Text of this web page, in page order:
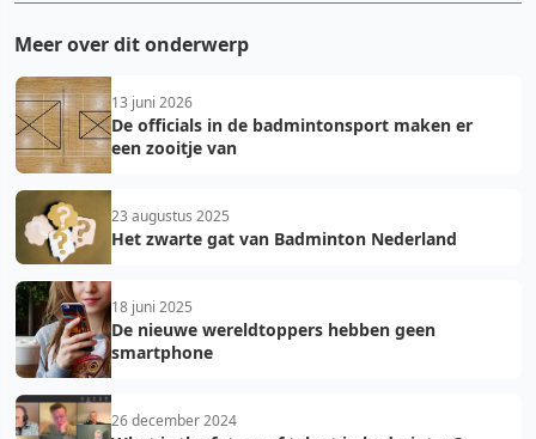
Meer over dit onderwerp
13 juni 2026
De officials in de badmintonsport maken er
een zooitje van
23 augustus 2025
Het zwarte gat van Badminton Nederland
18 juni 2025
De nieuwe wereldtoppers hebben geen
smartphone
26 december 2024